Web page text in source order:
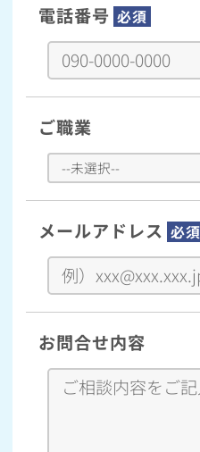
電話番号 必須
ご職業
メールアドレス 必須
お問合せ内容